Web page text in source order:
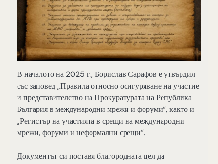
В началото на 2025 г., Борислав Сарафов е утвърдил
със заповед „Правила относно осигуряване на участие
и представителство на Прокуратурата на Република
България в международни мрежи и форуми“, както и
„Регистър на участията в срещи на международни
мрежи, форуми и неформални срещи“.
Документът си поставя благородната цел да